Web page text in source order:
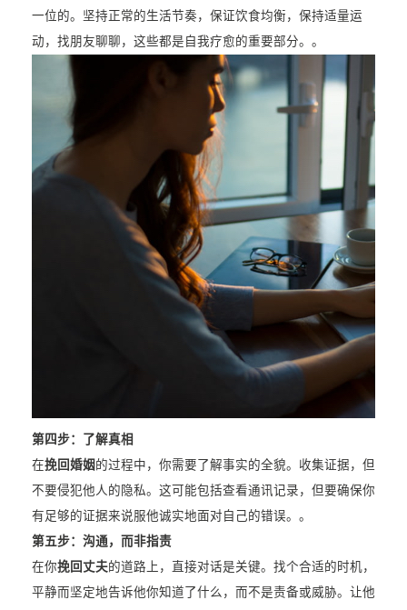
一位的。坚持正常的生活节奏，保证饮食均衡，保持适量运
动，找朋友聊聊，这些都是自我疗愈的重要部分。。
第四步：了解真相
在挽回婚姻 的过程中，你需要了解事实的全貌。收集证据，但
不要侵犯他人的隐私。这可能包括查看通讯记录，但要确保你
有足够的证据来说服他诚实地面对自己的错误。。
第五步：沟通，而非指责
在你挽回丈夫的道路上，直接对话是关键。找个合适的时机，
平静而坚定地告诉他你知道了什么，而不是责备或威胁。让他